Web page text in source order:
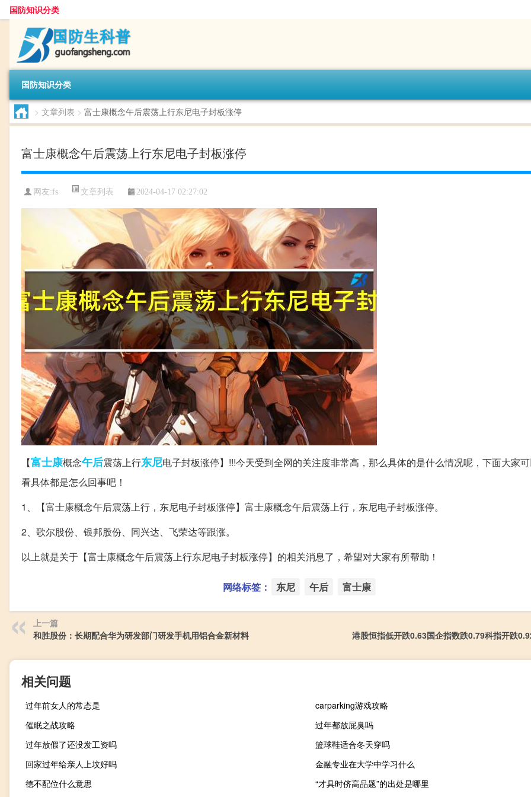
国防知识分类
国防知识分类
> 文章列表 > 富士康概念午后震荡上行东尼电子封板涨停
富士康概念午后震荡上行东尼电子封板涨停
网友:fs 文章列表 2024-04-17 02:27:02
【富士康概念午后震荡上行东尼电子封板涨停】!!!今天受到全网的关注度非常高，那么具体的是什么情况呢，下面大家
看具体都是怎么回事吧！
1、【富士康概念午后震荡上行，东尼电子封板涨停】富士康概念午后震荡上行，东尼电子封板涨停。
2、歌尔股份、银邦股份、同兴达、飞荣达等跟涨。
以上就是关于【富士康概念午后震荡上行东尼电子封板涨停】的相关消息了，希望对大家有所帮助！
网络标签： 东尼 午后 富士康
上一篇
和胜股份：长期配合华为研发部门研发手机用铝合金新材料
港股恒指低开跌0.63国企指数跌0.79科指开跌
相关问题
过年前女人的常态是
carparking游戏攻略
催眠之战攻略
过年都放屁臭吗
过年放假了还没发工资吗
篮球鞋适合冬天穿吗
回家过年给亲人上坟好吗
金融专业在大学中学习什么
德不配位什么意思
“才具时侪高品题”的出处是哪里